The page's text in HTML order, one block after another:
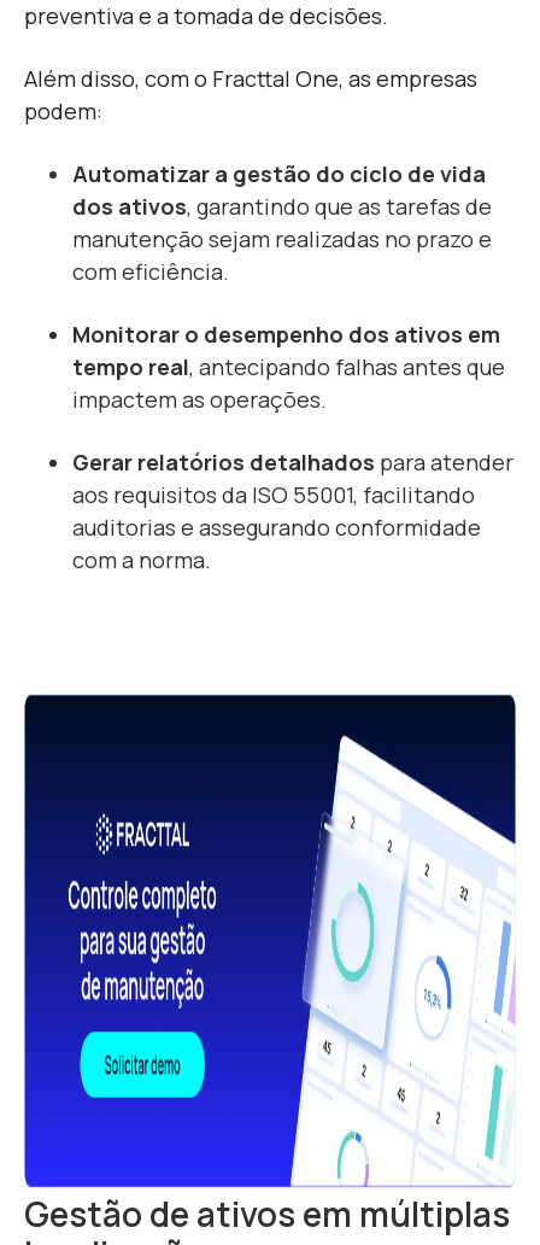
preventiva e a tomada de decisões.
Além disso, com o Fracttal One, as empresas
podem:
Automatizar a gestão do ciclo de vida
dos ativos, garantindo que as tarefas de
manutenção sejam realizadas no prazo e
com eficiência.
Monitorar o desempenho dos ativos em
tempo real, antecipando falhas antes que
impactem as operações.
Gerar relatórios detalhados para atender
aos requisitos da ISO 55001, facilitando
auditorias e assegurando conformidade
com a norma.
Gestão de ativos em múltiplas